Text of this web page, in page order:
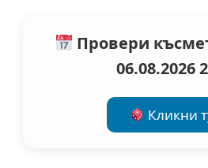
Провери
06.08.2026
Кликни